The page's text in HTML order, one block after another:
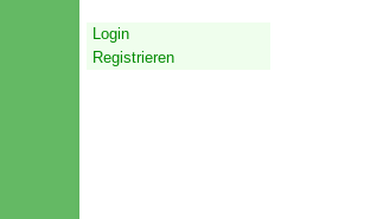
Login
Registrieren